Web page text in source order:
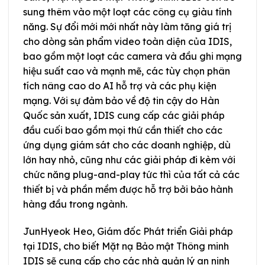
sung thêm vào một loạt các công cụ giàu tính
năng. Sự đổi mới mới nhất này làm tăng giá trị
cho dòng sản phẩm video toàn diện của IDIS,
bao gồm một loạt các camera và đầu ghi mạng
hiệu suất cao và mạnh mẽ, các tùy chọn phân
tích nâng cao do AI hỗ trợ và các phụ kiện
mạng. Với sự đảm bảo về độ tin cậy do Hàn
Quốc sản xuất, IDIS cung cấp các giải pháp
đầu cuối bao gồm mọi thứ cần thiết cho các
ứng dụng giám sát cho các doanh nghiệp, dù
lớn hay nhỏ, cũng như các giải pháp đi kèm với
chức năng plug-and-play tức thì của tất cả các
thiết bị và phần mềm được hỗ trợ bởi bảo hành
hàng đầu trong ngành.
JunHyeok Heo, Giám đốc Phát triển Giải pháp
tại IDIS, cho biết Mặt nạ Bảo mật Thông minh
IDIS sẽ cung cấp cho các nhà quản lý an ninh